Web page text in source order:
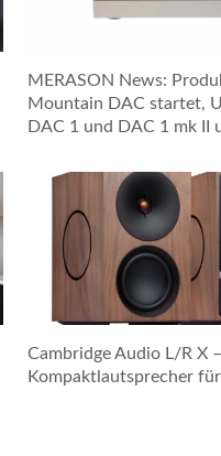
MERASON News:
Mountain DAC startet,
DAC 1 und DAC 1 mk II
Cambridge Audio L/R X
Kompaktlautsprecher